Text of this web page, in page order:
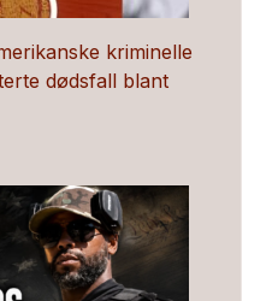
kriminelle
dødsfall blant